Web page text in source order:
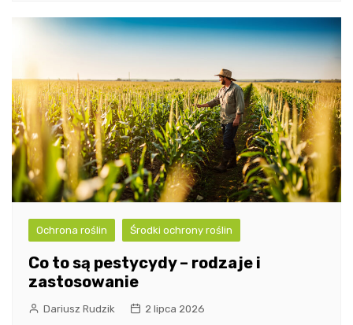
Ochrona roślin Środki ochrony roślin
Co to są pestycydy – rodzaje i
zastosowanie
Dariusz Rudzik 2 lipca 2026